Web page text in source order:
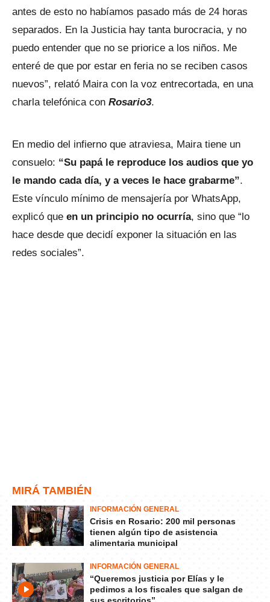
antes de esto no habíamos pasado más de 24 horas
separados. En la Justicia hay tanta burocracia, y no
puedo entender que no se priorice a los niños. Me
enteré de que por estar en feria no se reciben casos
nuevos”, relató Maira con la voz entrecortada, en una
charla telefónica con Rosario3.
En medio del infierno que atraviesa, Maira tiene un
consuelo: “Su papá le reproduce los audios que yo
le mando cada día, y a veces le hace grabarme”.
Este vínculo mínimo de mensajería por WhatsApp,
explicó que en un principio no ocurría, sino que “lo
hace desde que decidí exponer la situación en las
redes sociales”.
MIRÁ TAMBIÉN
INFORMACIÓN GENERAL
Crisis en Rosario: 200 mil personas
tienen algún tipo de asistencia
alimentaria municipal
INFORMACIÓN GENERAL
“Queremos justicia por Elías y le
pedimos a los fiscales que salgan de